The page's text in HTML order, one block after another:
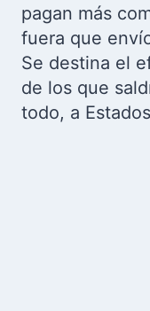
pagan más
fuera que
Se destina el
de los que
todo, a